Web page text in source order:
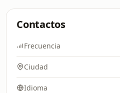
Contactos
Frecuencia
Ciudad
Idioma